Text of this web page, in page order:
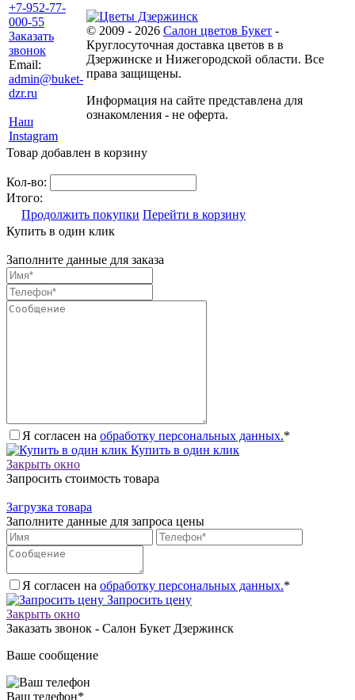
+7-952-77-
000-55
Заказать
звонок
Email:
admin@buket-
dzr.ru
Наш
Instagram
© 2009 - 2026 Салон цветов Букет -
Круглосуточная доставка цветов в в
Дзержинске и Нижегородской области. Все
права защищены.
Информация на сайте представлена для
ознакомления - не оферта.
Товар добавлен в корзину
Кол-во:
Итого:
Продолжить покупки Перейти в корзину
Купить в один клик
Заполните данные для заказа
Я согласен на обработку персональных данных.*
Купить в один клик
Закрыть окно
Запросить стоимость товара
Загрузка товара
Заполните данные для запроса цены
Я согласен на обработку персональных данных.*
Запросить цену
Закрыть окно
Заказать звонок - Салон Букет Дзержинск
Ваше сообщение
Ваш телефон*